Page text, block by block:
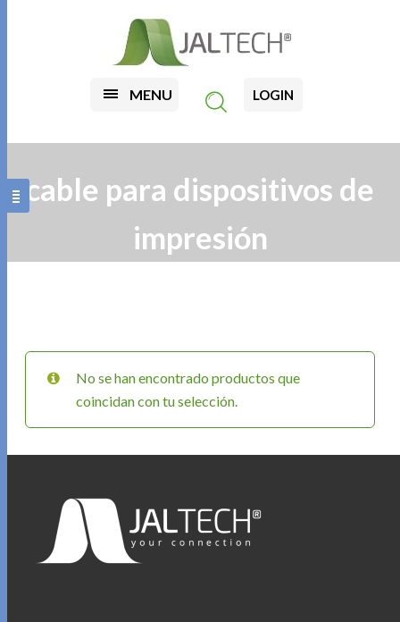
MENU LOGIN
cable para dispositivos de
impresión
No se han encontrado productos que
coincidan con tu selección.